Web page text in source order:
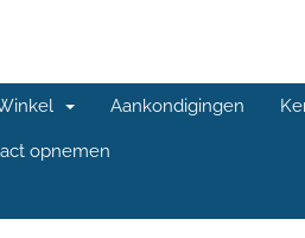
Aankondigingen
opnemen